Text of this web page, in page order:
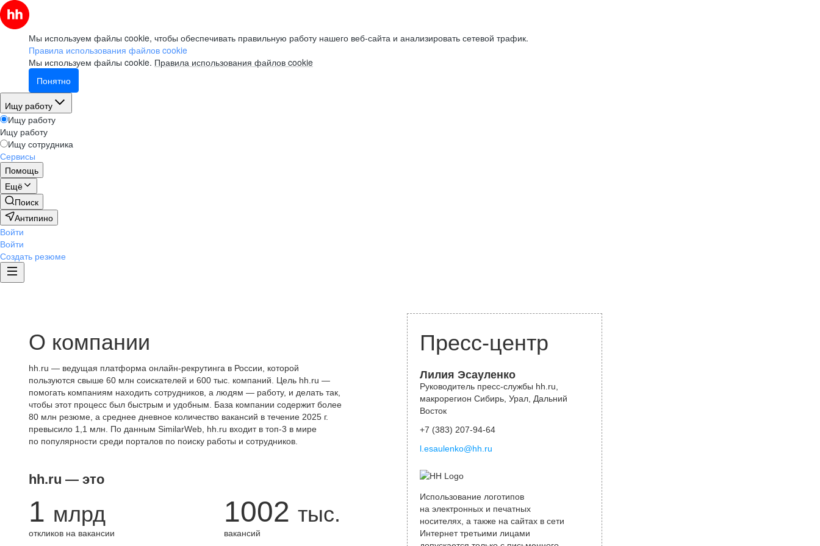
Мы используем файлы cookie, чтобы обеспечивать правильную работу нашего веб-сайта и анализировать сетевой трафик.
Правила использования файлов cookie
Мы используем файлы cookie. Правила использования файлов cookie
Понятно
Ищу работу
Ищу работу
Ищу работу
Ищу сотрудника
Сервисы
Помощь
Ещё
Поиск
Антипино
Войти
Войти
Создать резюме
О компании
hh.ru — ведущая платформа онлайн-рекрутинга в России, которой
пользуются свыше 60 млн соискателей и 600 тыс. компаний. Цель hh.ru —
помогать компаниям находить сотрудников, а людям — работу, и делать так,
чтобы этот процесс был быстрым и удобным. База компании содержит более
80 млн резюме, а среднее дневное количество вакансий в течение 2025 г.
превысило 1,1 млн. По данным SimilarWeb, hh.ru входит в топ-3 в мире
по популярности среди порталов по поиску работы и сотрудников.
hh.ru — это
1 млрд
откликов на вакансии
1002 тыс.
вакансий
Пресс-центр
Лилия Эсауленко
Руководитель пресс-службы hh.ru,
макрорегион Сибирь, Урал, Дальний
Восток
+7 (383) 207-94-64
l.esaulenko@hh.ru
Использование логотипов
на электронных и печатных
носителях, а также на сайтах в сети
Интернет третьими лицами